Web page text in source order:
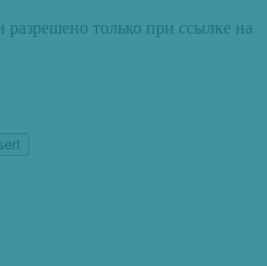
только при ссылке на